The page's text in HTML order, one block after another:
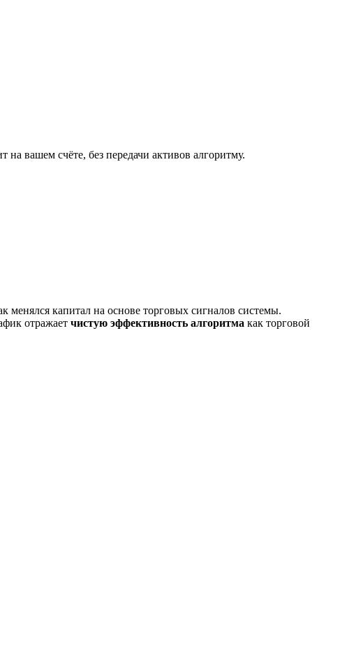
вашем счёте, без передачи активов алгоритму.
менялся капитал на основе торговых сигналов системы.
отражает чистую эффективность алгоритма как торговой